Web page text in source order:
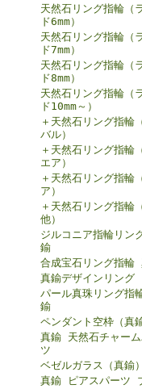
天然石リング指輪（
ド6mm）
天然石リング指輪（
ド7mm）
天然石リング指輪（
ド8mm）
天然石リング指輪（
ド10mm～）
＋天然石リング指輪
バル）
＋天然石リング指輪
エア）
＋天然石リング指輪
ア）
＋天然石リング指輪
他）
ジルコニア指輪リン
鍮
合成宝石リング指輪
真鍮デザインリング
パール真珠リング指
鍮
ペンダント空枠（真鍮
真鍮 天然石チャー
ツ
ベゼルガラス（真鍮）
真鍮 ピアスパーツ